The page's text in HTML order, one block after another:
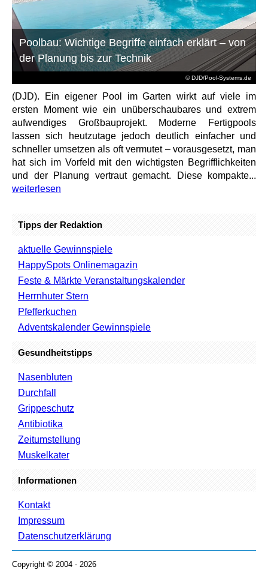
© DJD/Pool-Systems.de
Poolbau: Wichtige Begriffe einfach erklärt – von
der Planung bis zur Technik
(DJD). Ein eigener Pool im Garten wirkt auf viele im
ersten Moment wie ein unüberschaubares und extrem
aufwendiges Großbauprojekt. Moderne Fertigpools
lassen sich heutzutage jedoch deutlich einfacher und
schneller umsetzen als oft vermutet – vorausgesetzt, man
hat sich im Vorfeld mit den wichtigsten Begrifflichkeiten
und der Planung vertraut gemacht. Diese kompakte...
weiterlesen
Tipps der Redaktion
aktuelle Gewinnspiele
HappySpots Onlinemagazin
Feste & Märkte Veranstaltungskalender
Herrnhuter Stern
Pfefferkuchen
Adventskalender Gewinnspiele
Gesundheitstipps
Nasenbluten
Durchfall
Grippeschutz
Antibiotika
Zeitumstellung
Muskelkater
Informationen
Kontakt
Impressum
Datenschutzerklärung
Copyright © 2004 - 2026